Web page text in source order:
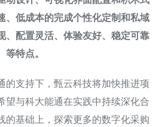
、低成本的完成个性化定制和私域
、配置灵活、体验友好、稳定可靠
等特点。
的支持下，甄云科技将加快推进项
望与科大能通在实践中持续深化合
的基础上，探索更多的数字化采购